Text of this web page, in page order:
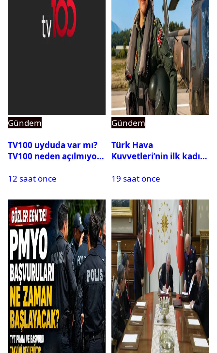
Gündem
TV100 uyduda var mı?
TV100 neden açılmıyor?
12 saat önce
Gündem
Türk Hava
Kuvvetleri’nin ilk kadın
Karapınar hakkında
ortaya çıktı
19 saat önce